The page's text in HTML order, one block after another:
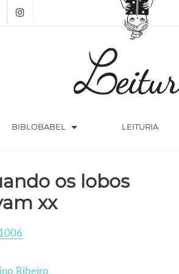
BIBLOBABEL arrow_drop_down LEITURIA
os lobos
xx
Ribeiro